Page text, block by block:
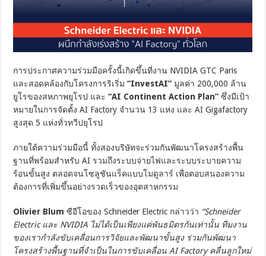
การประกาศความร่วมมือครั้งนี้เกิดขึ้นที่งาน NVIDIA GTC Paris
และสอดคล้องกับโครงการริเริ่ม“InvestAI” มูลค่า 200,000 ล้าน
ยูโรของสหภาพยุโรป และ“AI Continent Action Plan” ซึ่งมีเป้า
หมายในการจัดตั้ง AI Factory จำนวน 13 แห่ง และ AI Gigafactory
สูงสุด 5 แห่งทั่วทวีปยุโรป
ภายใต้ความร่วมมือนี้ ทั้งสองบริษัทจะร่วมกันพัฒนาโครงสร้างพื้น
ฐานที่พร้อมสำหรับ AI รวมถึงระบบจ่ายไฟและระบบระบายความ
ร้อนขั้นสูง ตลอดจนโซลูชันแร็คแบบโมดูลาร์ เพื่อตอบสนองความ
ต้องการที่เพิ่มขึ้นอย่างรวดเร็วของอุตสาหกรรม
Olivier Blum ซีอีโอของ Schneider Electric กล่าวว่า “Schneider
Electric และ NVIDIA ไม่ได้เป็นเพียงแค่พันธมิตรกันเท่านั้น ทีมงาน
ของเรากำลังขับเคลื่อนการวิจัยและพัฒนาขั้นสูง ร่วมกันพัฒนา
โครงสร้างพื้นฐานที่จำเป็นในการขับเคลื่อน AI Factory คลื่นลูกใหม่